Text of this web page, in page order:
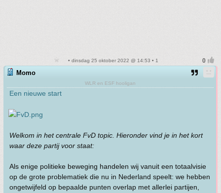
• dinsdag 25 oktober 2022 @ 14:53 • 1
Momo
WLR en ESF hooligan
Een nieuwe start
Welkom in het centrale FvD topic. Hieronder vind je in het kort
waar deze partij voor staat:
Als enige politieke beweging handelen wij vanuit een totaalvisie
op de grote problematiek die nu in Nederland speelt: we hebben
ongetwijfeld op bepaalde punten overlap met allerlei partijen,